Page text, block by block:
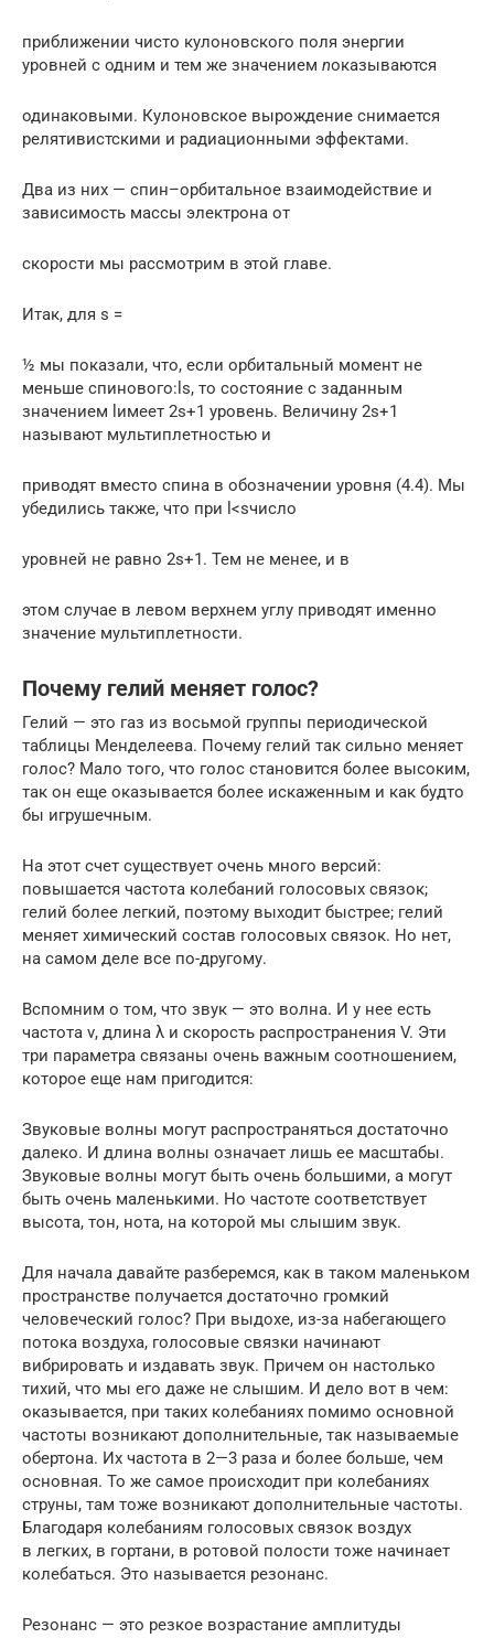
приближении чисто кулоновского поля энергии
уровней с одним и тем же значением nоказываются
одинаковыми. Кулоновское вырождение снимается
релятивистскими и радиационными эффектами.
Два из них — спин–орбитальное взаимодействие и
зависимость массы электрона от
скорости мы рассмотрим в этой главе.
Итак, для s =
½ мы показали, что, если орбитальный момент не
меньше спинового:ls, то состояние с заданным
значением lимеет 2s+1 уровень. Величину 2s+1
называют мультиплетностью и
приводят вместо спина в обозначении уровня (4.4). Мы
убедились также, что при l<sчисло
уровней не равно 2s+1. Тем не менее, и в
этом случае в левом верхнем углу приводят именно
значение мультиплетности.
Почему гелий меняет голос?
Гелий — это газ из восьмой группы периодической
таблицы Менделеева. Почему гелий так сильно меняет
голос? Мало того, что голос становится более высоким,
так он еще оказывается более искаженным и как будто
бы игрушечным.
На этот счет существует очень много версий:
повышается частота колебаний голосовых связок;
гелий более легкий, поэтому выходит быстрее; гелий
меняет химический состав голосовых связок. Но нет,
на самом деле все по-другому.
Вспомним о том, что звук — это волна. И у нее есть
частота ν, длина λ и скорость распространения V. Эти
три параметра связаны очень важным соотношением,
которое еще нам пригодится:
Звуковые волны могут распространяться достаточно
далеко. И длина волны означает лишь ее масштабы.
Звуковые волны могут быть очень большими, а могут
быть очень маленькими. Но частоте соответствует
высота, тон, нота, на которой мы слышим звук.
Для начала давайте разберемся, как в таком маленьком
пространстве получается достаточно громкий
человеческий голос? При выдохе, из-за набегающего
потока воздуха, голосовые связки начинают
вибрировать и издавать звук. Причем он настолько
тихий, что мы его даже не слышим. И дело вот в чем:
оказывается, при таких колебаниях помимо основной
частоты возникают дополнительные, так называемые
обертона. Их частота в 2—3 раза и более больше, чем
основная. То же самое происходит при колебаниях
струны, там тоже возникают дополнительные частоты.
Благодаря колебаниям голосовых связок воздух
в легких, в гортани, в ротовой полости тоже начинает
колебаться. Это называется резонанс.
Резонанс — это резкое возрастание амплитуды